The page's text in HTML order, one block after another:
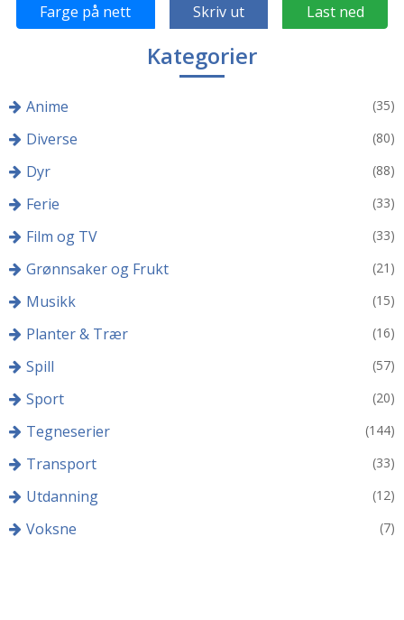
Farge på nett Skriv ut Last ned
Kategorier
Anime (35)
Diverse (80)
Dyr (88)
Ferie (33)
Film og TV (33)
Grønnsaker og Frukt (21)
Musikk (15)
Planter & Trær (16)
Spill (57)
Sport (20)
Tegneserier (144)
Transport (33)
Utdanning (12)
Voksne (7)